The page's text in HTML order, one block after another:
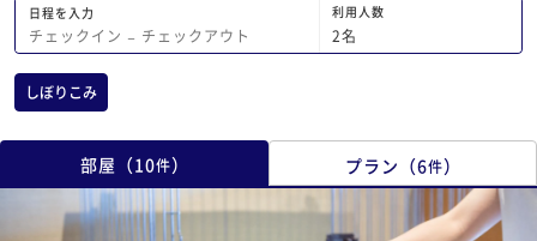
日程を入力
チェックイン − チェックアウト
利用人数
2名
しぼりこみ
部屋 （10件） プラン （6件）